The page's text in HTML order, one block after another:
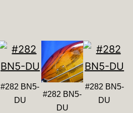
#282 BN5-
DU
#282 BN5-
DU
#282 BN5-
DU